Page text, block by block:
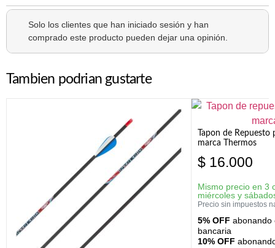
Solo los clientes que han iniciado sesión y han
comprado este producto pueden dejar una opinión.
Tambien podrian gustarte
Tapon de Repuesto
marca Thermos
$ 16.000
Mismo precio en 3
miércoles y
Precio sin impuestos
5% OFF abonando
bancaria
10% OFF